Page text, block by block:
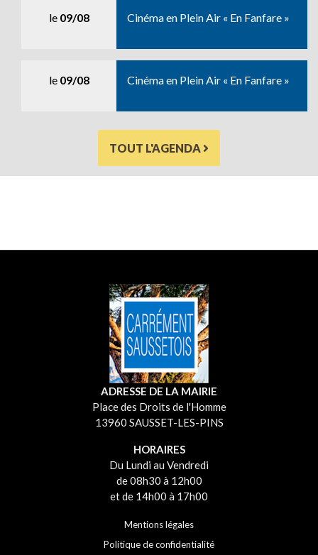
le 09/08 Cinéma en Plein Air « En Fanfare »
le 09/08 Cinéma en Plein Air « En Fanfare »
TOUT L'AGENDA
ADRESSE DE LA MAIRIE
Place des Droits de l'Homme
13960 SAUSSET-LES-PINS
HORAIRES
Du Lundi au Vendredi
de 08h30 à 12h00
et de 14h00 à 17h00
Mentions légales
Politique de confidentialité